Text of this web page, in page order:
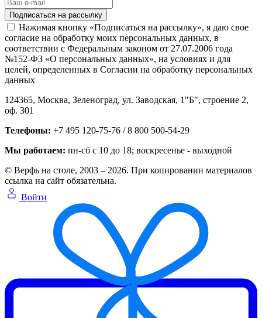
Нажимая кнопку «Подписаться на рассылку», я даю свое
согласие на обработку моих персональных данных, в
соответствии с Федеральным законом от 27.07.2006 года
№152-ФЗ «О персональных данных», на условиях и для
целей, определенных в Согласии на обработку персональных
данных
124365, Москва, Зеленоград, ул. Заводская, 1"Б", строение 2,
оф. 301
Телефоны: +7 495 120-75-76 / 8 800 500-54-29
Мы работаем: пн-сб с 10 до 18; воскресенье - выходной
© Верфь на столе, 2003 – 2026. При копировании материалов
ссылка на сайт обязательна.
Войти